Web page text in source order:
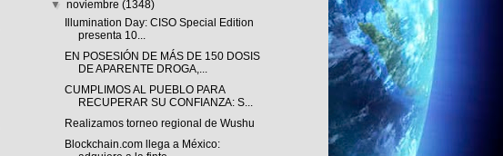
▼noviembre(1348)
Illumination Day: CISO Special Edition
presenta 10...
EN POSESIÓN DE MÁS DE 150 DOSIS
DE APARENTE DROGA,...
CUMPLIMOS AL PUEBLO PARA
RECUPERAR SU CONFIANZA: S...
Realizamos torneo regional de Wushu
Blockchain.com llega a México: